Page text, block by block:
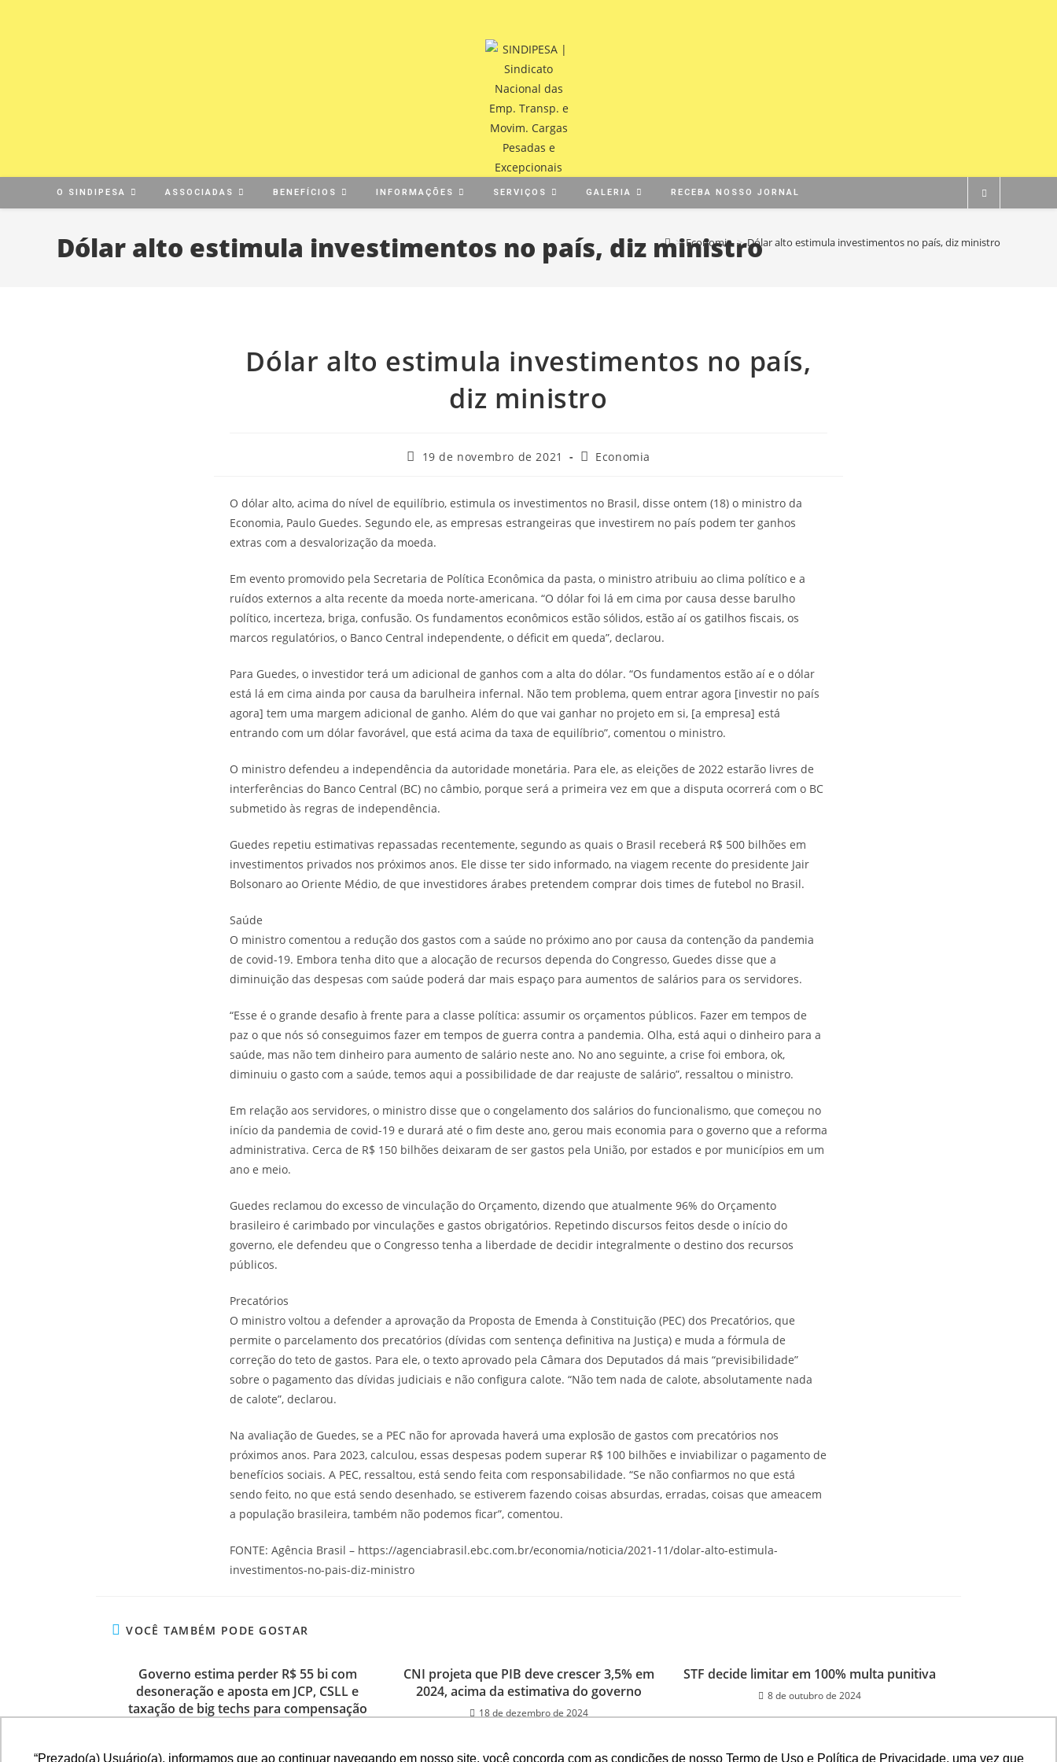
“Prezado(a) Usuário(a), informamos que ao continuar navegando em nosso site, você concorda com as condições de nosso Termo de Uso e Política de Privacidade, uma vez que
O SINDIPESA ASSOCIADAS BENEFÍCIOS INFORMAÇÕES SERVIÇOS GALERIA RECEBA NOSSO JORNAL
Dólar alto estimula investimentos no país, diz ministro
> Economia > Dólar alto estimula investimentos no país, diz ministro
Dólar alto estimula investimentos no país,
diz ministro
19 de novembro de 2021 Economia
O dólar alto, acima do nível de equilíbrio, estimula os investimentos no Brasil, disse ontem (18) o ministro da
Economia, Paulo Guedes. Segundo ele, as empresas estrangeiras que investirem no país podem ter ganhos
extras com a desvalorização da moeda.
Em evento promovido pela Secretaria de Política Econômica da pasta, o ministro atribuiu ao clima político e a
ruídos externos a alta recente da moeda norte-americana. “O dólar foi lá em cima por causa desse barulho
político, incerteza, briga, confusão. Os fundamentos econômicos estão sólidos, estão aí os gatilhos fiscais, os
marcos regulatórios, o Banco Central independente, o déficit em queda”, declarou.
Para Guedes, o investidor terá um adicional de ganhos com a alta do dólar. “Os fundamentos estão aí e o dólar
está lá em cima ainda por causa da barulheira infernal. Não tem problema, quem entrar agora [investir no país
agora] tem uma margem adicional de ganho. Além do que vai ganhar no projeto em si, [a empresa] está
entrando com um dólar favorável, que está acima da taxa de equilíbrio”, comentou o ministro.
O ministro defendeu a independência da autoridade monetária. Para ele, as eleições de 2022 estarão livres de
interferências do Banco Central (BC) no câmbio, porque será a primeira vez em que a disputa ocorrerá com o BC
submetido às regras de independência.
Guedes repetiu estimativas repassadas recentemente, segundo as quais o Brasil receberá R$ 500 bilhões em
investimentos privados nos próximos anos. Ele disse ter sido informado, na viagem recente do presidente Jair
Bolsonaro ao Oriente Médio, de que investidores árabes pretendem comprar dois times de futebol no Brasil.
Saúde
O ministro comentou a redução dos gastos com a saúde no próximo ano por causa da contenção da pandemia
de covid-19. Embora tenha dito que a alocação de recursos dependa do Congresso, Guedes disse que a
diminuição das despesas com saúde poderá dar mais espaço para aumentos de salários para os servidores.
“Esse é o grande desafio à frente para a classe política: assumir os orçamentos públicos. Fazer em tempos de
paz o que nós só conseguimos fazer em tempos de guerra contra a pandemia. Olha, está aqui o dinheiro para a
saúde, mas não tem dinheiro para aumento de salário neste ano. No ano seguinte, a crise foi embora, ok,
diminuiu o gasto com a saúde, temos aqui a possibilidade de dar reajuste de salário”, ressaltou o ministro.
Em relação aos servidores, o ministro disse que o congelamento dos salários do funcionalismo, que começou no
início da pandemia de covid-19 e durará até o fim deste ano, gerou mais economia para o governo que a reforma
administrativa. Cerca de R$ 150 bilhões deixaram de ser gastos pela União, por estados e por municípios em um
ano e meio.
Guedes reclamou do excesso de vinculação do Orçamento, dizendo que atualmente 96% do Orçamento
brasileiro é carimbado por vinculações e gastos obrigatórios. Repetindo discursos feitos desde o início do
governo, ele defendeu que o Congresso tenha a liberdade de decidir integralmente o destino dos recursos
públicos.
Precatórios
O ministro voltou a defender a aprovação da Proposta de Emenda à Constituição (PEC) dos Precatórios, que
permite o parcelamento dos precatórios (dívidas com sentença definitiva na Justiça) e muda a fórmula de
correção do teto de gastos. Para ele, o texto aprovado pela Câmara dos Deputados dá mais “previsibilidade”
sobre o pagamento das dívidas judiciais e não configura calote. “Não tem nada de calote, absolutamente nada
de calote”, declarou.
Na avaliação de Guedes, se a PEC não for aprovada haverá uma explosão de gastos com precatórios nos
próximos anos. Para 2023, calculou, essas despesas podem superar R$ 100 bilhões e inviabilizar o pagamento de
benefícios sociais. A PEC, ressaltou, está sendo feita com responsabilidade. “Se não confiarmos no que está
sendo feito, no que está sendo desenhado, se estiverem fazendo coisas absurdas, erradas, coisas que ameacem
a população brasileira, também não podemos ficar”, comentou.
FONTE: Agência Brasil – https://agenciabrasil.ebc.com.br/economia/noticia/2021-11/dolar-alto-estimula-
investimentos-no-pais-diz-ministro
VOCÊ TAMBÉM PODE GOSTAR
Governo estima perder R$ 55 bi com
desoneração e aposta em JCP, CSLL e
taxação de big techs para compensação
CNI projeta que PIB deve crescer 3,5% em
2024, acima da estimativa do governo
18 de dezembro de 2024
STF decide limitar em 100% multa punitiva
8 de outubro de 2024